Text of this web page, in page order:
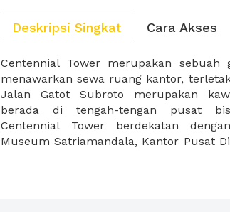
Deskripsi Singkat Cara Akses
Centennial Tower merupakan sebuah
menawarkan sewa ruang kantor,
Jalan Gatot Subroto merupakan
berada di tengah-tengan pusat
Centennial Tower berdekatan
Museum Satriamandala, Kantor Pusat
dan Beer Garden BSD. Posisi ini
menjadikan gedung yang cocok bagi
kantor yang ideal atau ruangan